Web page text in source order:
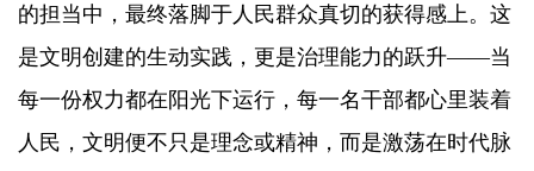
的担当中，最终落脚于人民群众真切的获得感上。这
是文明创建的生动实践，更是治理能力的跃升——当
每一份权力都在阳光下运行，每一名干部都心里装着
人民，文明便不只是理念或精神，而是激荡在时代脉